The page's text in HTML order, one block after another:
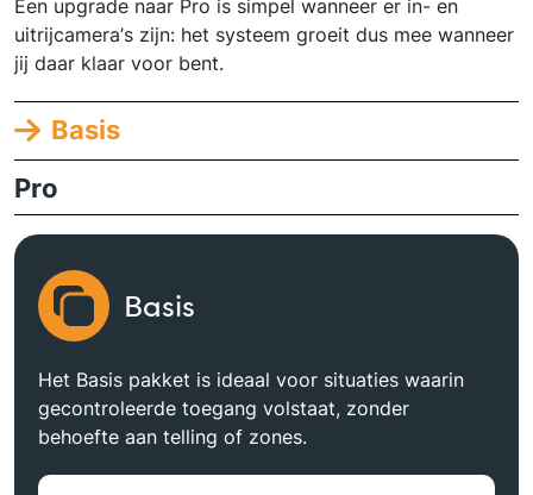
Een upgrade naar Pro is simpel wanneer er in- en
uitrijcamera’s zijn: het systeem groeit dus mee wanneer
jij daar klaar voor bent.
Basis
Pro
Basis
Het Basis pakket is ideaal voor situaties waarin
gecontroleerde toegang volstaat, zonder
behoefte aan telling of zones.